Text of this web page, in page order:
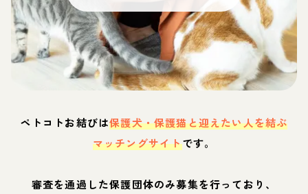
ペトコトお結びは保護犬・保護猫と迎えたい人を結ぶ
マッチングサイトです。
審査を通過した保護団体のみ募集を行っており、